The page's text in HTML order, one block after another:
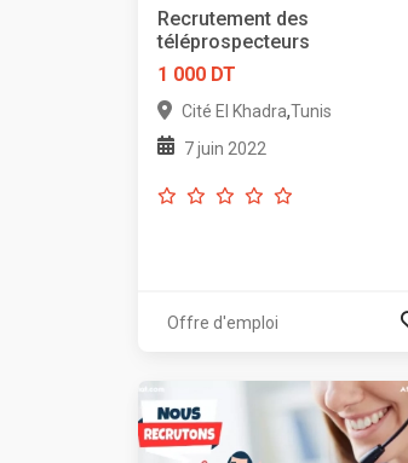
Recrutement des
téléprospecteurs
1 000 DT
Cité El Khadra,Tunis
7 juin 2022
Offre d'emploi